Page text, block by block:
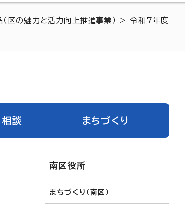
（区の魅力と活力向上推進事業）
> 令和7年度
相談 まちづくり
南区役所
まちづくり（南区）